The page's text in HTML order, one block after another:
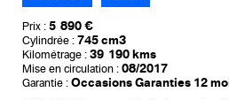
Prix : 5 890 €
Cylindrée : 745 cm3
Kilométrage : 39 190 kms
Mise en circulation : 08/2017
Garantie : Occasions Garanties 12